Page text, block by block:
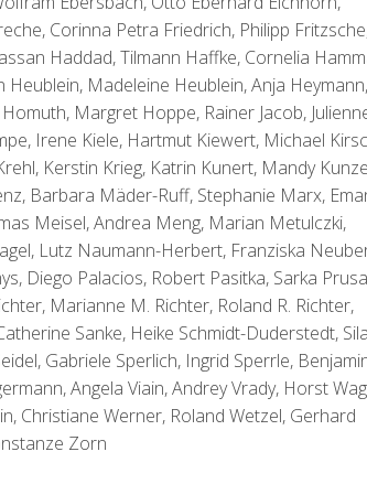
Corinna Petra Friedrich, Philipp
Haddad, Tilmann Haffke, Cornelia
Madeleine Heublein, Anja Heymann,
Margret Hoppe, Rainer Jacob,
Irene Kiele, Hartmut Kiewert, Michael
Kerstin Krieg, Katrin Kunert, Mandy
Barbara Mäder-Ruff, Stephanie Marx,
Meisel, Andrea Meng, Marian Metulczki,
Lutz Naumann-Herbert, Franziska
Diego Palacios, Robert Pasitka, Sarka
Marianne M. Richter, Roland R. Richter,
Sanke, Heike Schmidt-Duderstedt,
Gabriele Sperlich, Ingrid Sperrle,
Angela Viain, Andrey Vrady, Horst
Christiane Werner, Roland Wetzel, Gerhard
Zorn